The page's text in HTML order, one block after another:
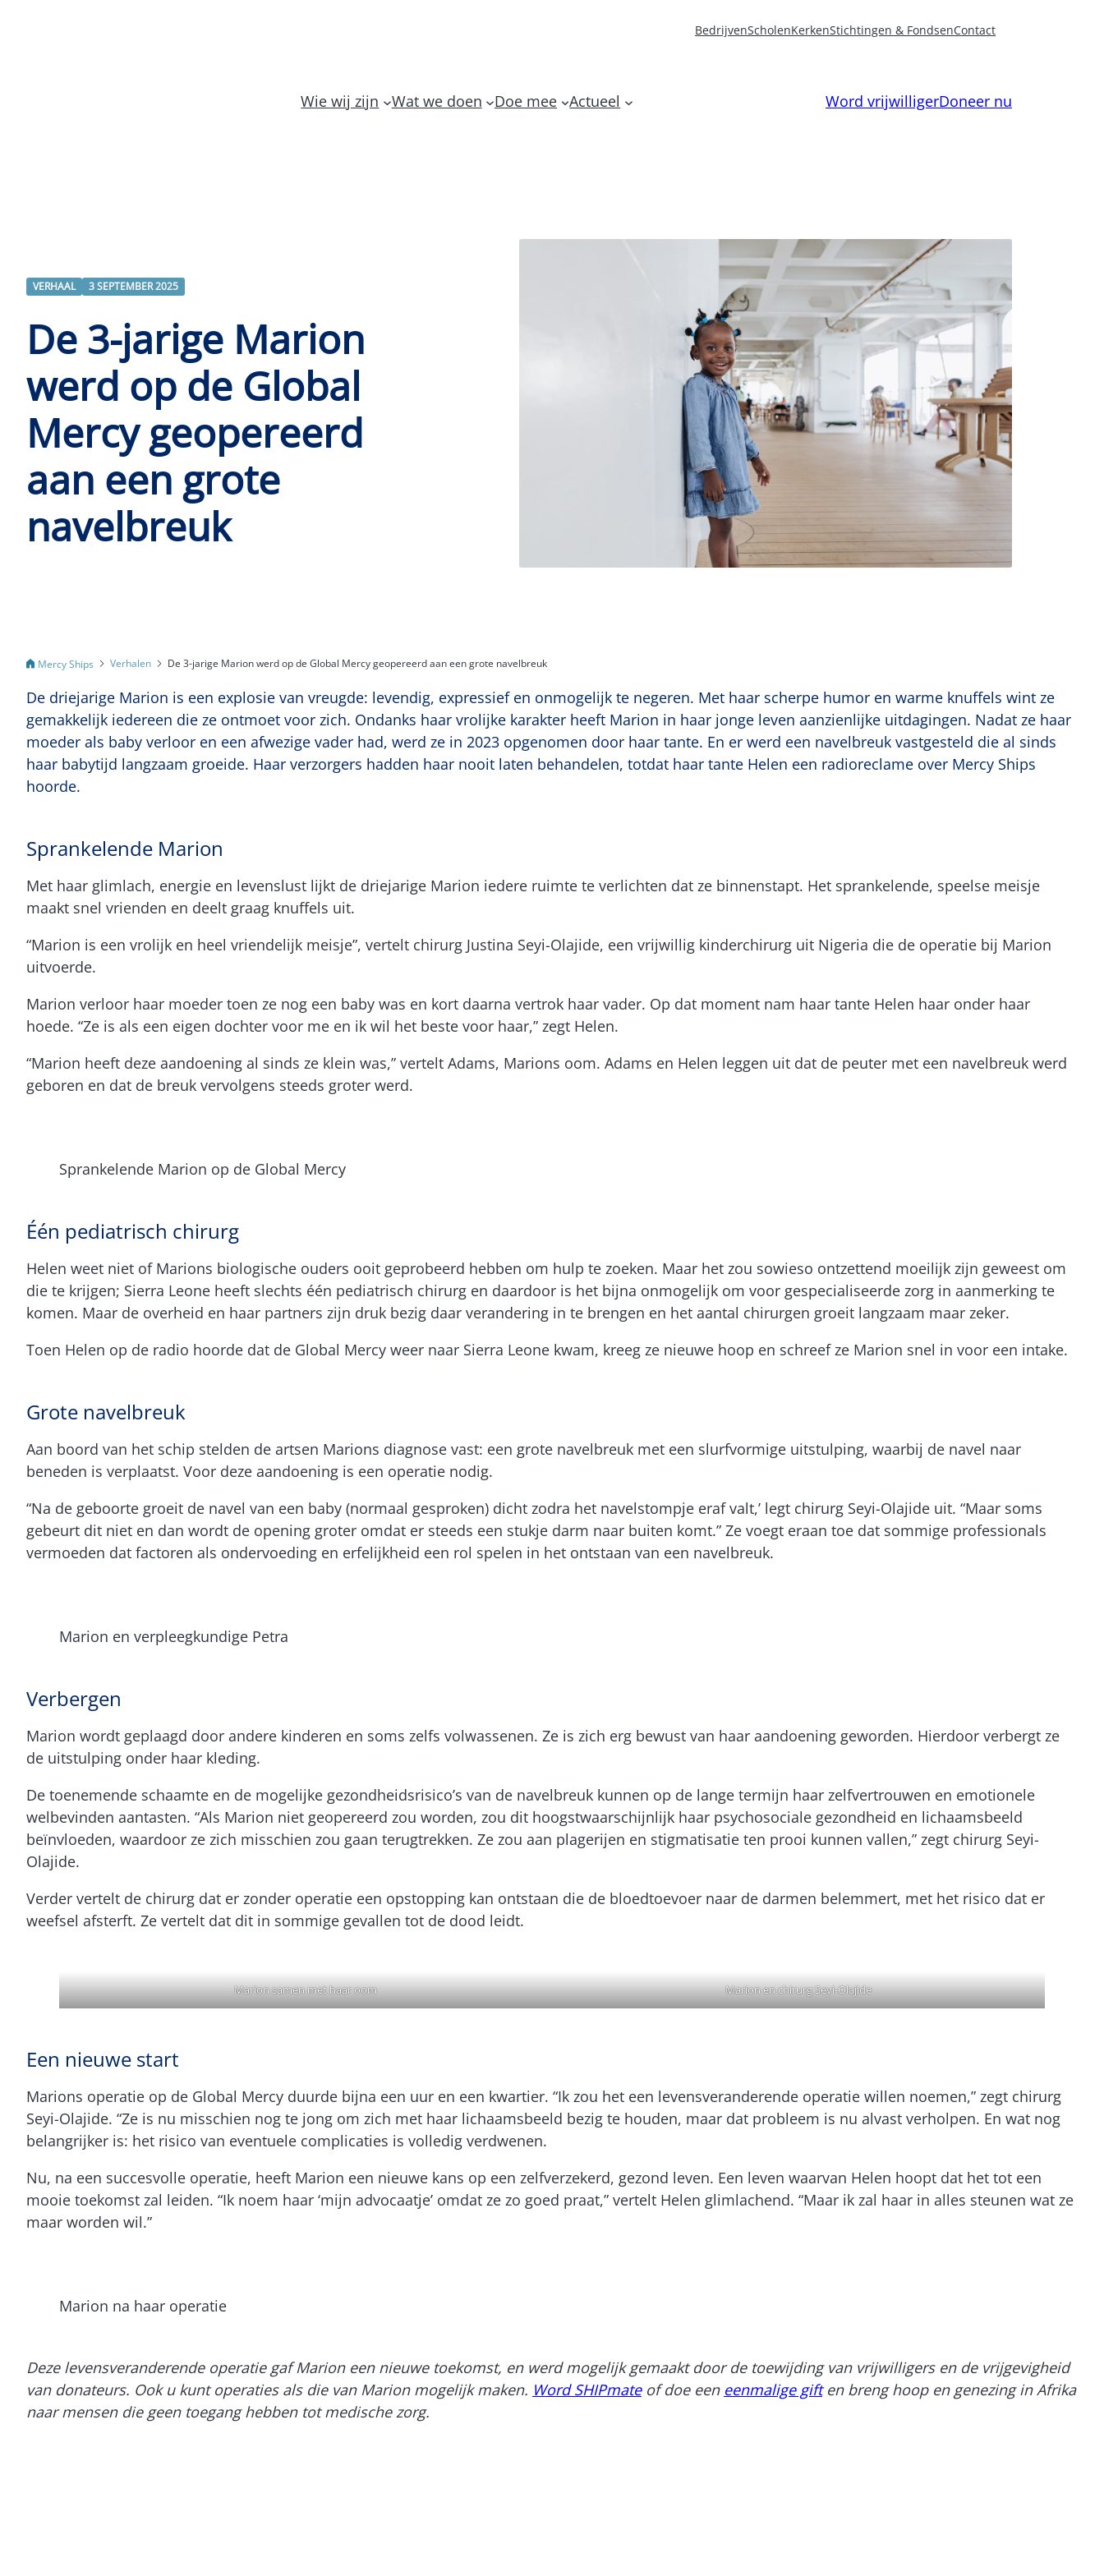
BedrijvenScholenKerkenStichtingen & FondsenContact
Wie wij zijn Wat we doen Doe mee Actueel Word vrijwilligerDoneer nu
VERHAAL 3 SEPTEMBER 2025
De 3-jarige Marion
werd op de Global
Mercy geopereerd
aan een grote
navelbreuk
Mercy Ships Verhalen De 3-jarige Marion werd op de Global Mercy geopereerd aan een grote navelbreuk
De driejarige Marion is een explosie van vreugde: levendig, expressief en onmogelijk te negeren. Met haar scherpe humor en warme knuffels wint ze
gemakkelijk iedereen die ze ontmoet voor zich. Ondanks haar vrolijke karakter heeft Marion in haar jonge leven aanzienlijke uitdagingen. Nadat ze haar
moeder als baby verloor en een afwezige vader had, werd ze in 2023 opgenomen door haar tante. En er werd een navelbreuk vastgesteld die al sinds
haar babytijd langzaam groeide. Haar verzorgers hadden haar nooit laten behandelen, totdat haar tante Helen een radioreclame over Mercy Ships
hoorde.
Sprankelende Marion
Met haar glimlach, energie en levenslust lijkt de driejarige Marion iedere ruimte te verlichten dat ze binnenstapt. Het sprankelende, speelse meisje
maakt snel vrienden en deelt graag knuffels uit.
“Marion is een vrolijk en heel vriendelijk meisje”, vertelt chirurg Justina Seyi-Olajide, een vrijwillig kinderchirurg uit Nigeria die de operatie bij Marion
uitvoerde.
Marion verloor haar moeder toen ze nog een baby was en kort daarna vertrok haar vader. Op dat moment nam haar tante Helen haar onder haar
hoede. “Ze is als een eigen dochter voor me en ik wil het beste voor haar,” zegt Helen.
“Marion heeft deze aandoening al sinds ze klein was,” vertelt Adams, Marions oom. Adams en Helen leggen uit dat de peuter met een navelbreuk werd
geboren en dat de breuk vervolgens steeds groter werd.
Sprankelende Marion op de Global Mercy
Één pediatrisch chirurg
Helen weet niet of Marions biologische ouders ooit geprobeerd hebben om hulp te zoeken. Maar het zou sowieso ontzettend moeilijk zijn geweest om
die te krijgen; Sierra Leone heeft slechts één pediatrisch chirurg en daardoor is het bijna onmogelijk om voor gespecialiseerde zorg in aanmerking te
komen. Maar de overheid en haar partners zijn druk bezig daar verandering in te brengen en het aantal chirurgen groeit langzaam maar zeker.
Toen Helen op de radio hoorde dat de Global Mercy weer naar Sierra Leone kwam, kreeg ze nieuwe hoop en schreef ze Marion snel in voor een intake.
Grote navelbreuk
Aan boord van het schip stelden de artsen Marions diagnose vast: een grote navelbreuk met een slurfvormige uitstulping, waarbij de navel naar
beneden is verplaatst. Voor deze aandoening is een operatie nodig.
“Na de geboorte groeit de navel van een baby (normaal gesproken) dicht zodra het navelstompje eraf valt,’ legt chirurg Seyi-Olajide uit. “Maar soms
gebeurt dit niet en dan wordt de opening groter omdat er steeds een stukje darm naar buiten komt.” Ze voegt eraan toe dat sommige professionals
vermoeden dat factoren als ondervoeding en erfelijkheid een rol spelen in het ontstaan van een navelbreuk.
Marion en verpleegkundige Petra
Verbergen
Marion wordt geplaagd door andere kinderen en soms zelfs volwassenen. Ze is zich erg bewust van haar aandoening geworden. Hierdoor verbergt ze
de uitstulping onder haar kleding.
De toenemende schaamte en de mogelijke gezondheidsrisico’s van de navelbreuk kunnen op de lange termijn haar zelfvertrouwen en emotionele
welbevinden aantasten. “Als Marion niet geopereerd zou worden, zou dit hoogstwaarschijnlijk haar psychosociale gezondheid en lichaamsbeeld
beïnvloeden, waardoor ze zich misschien zou gaan terugtrekken. Ze zou aan plagerijen en stigmatisatie ten prooi kunnen vallen,” zegt chirurg Seyi-
Olajide.
Verder vertelt de chirurg dat er zonder operatie een opstopping kan ontstaan die de bloedtoevoer naar de darmen belemmert, met het risico dat er
weefsel afsterft. Ze vertelt dat dit in sommige gevallen tot de dood leidt.
Marion samen met haar oom Marion en chirurg Seyi-Olajide
Een nieuwe start
Marions operatie op de Global Mercy duurde bijna een uur en een kwartier. “Ik zou het een levensveranderende operatie willen noemen,” zegt chirurg
Seyi-Olajide. “Ze is nu misschien nog te jong om zich met haar lichaamsbeeld bezig te houden, maar dat probleem is nu alvast verholpen. En wat nog
belangrijker is: het risico van eventuele complicaties is volledig verdwenen.
Nu, na een succesvolle operatie, heeft Marion een nieuwe kans op een zelfverzekerd, gezond leven. Een leven waarvan Helen hoopt dat het tot een
mooie toekomst zal leiden. “Ik noem haar ‘mijn advocaatje’ omdat ze zo goed praat,” vertelt Helen glimlachend. “Maar ik zal haar in alles steunen wat ze
maar worden wil.”
Marion na haar operatie
Deze levensveranderende operatie gaf Marion een nieuwe toekomst, en werd mogelijk gemaakt door de toewijding van vrijwilligers en de vrijgevigheid
van donateurs. Ook u kunt operaties als die van Marion mogelijk maken. Word SHIPmateof doe een eenmalige giften breng hoop en genezing in Afrika
naar mensen die geen toegang hebben tot medische zorg.